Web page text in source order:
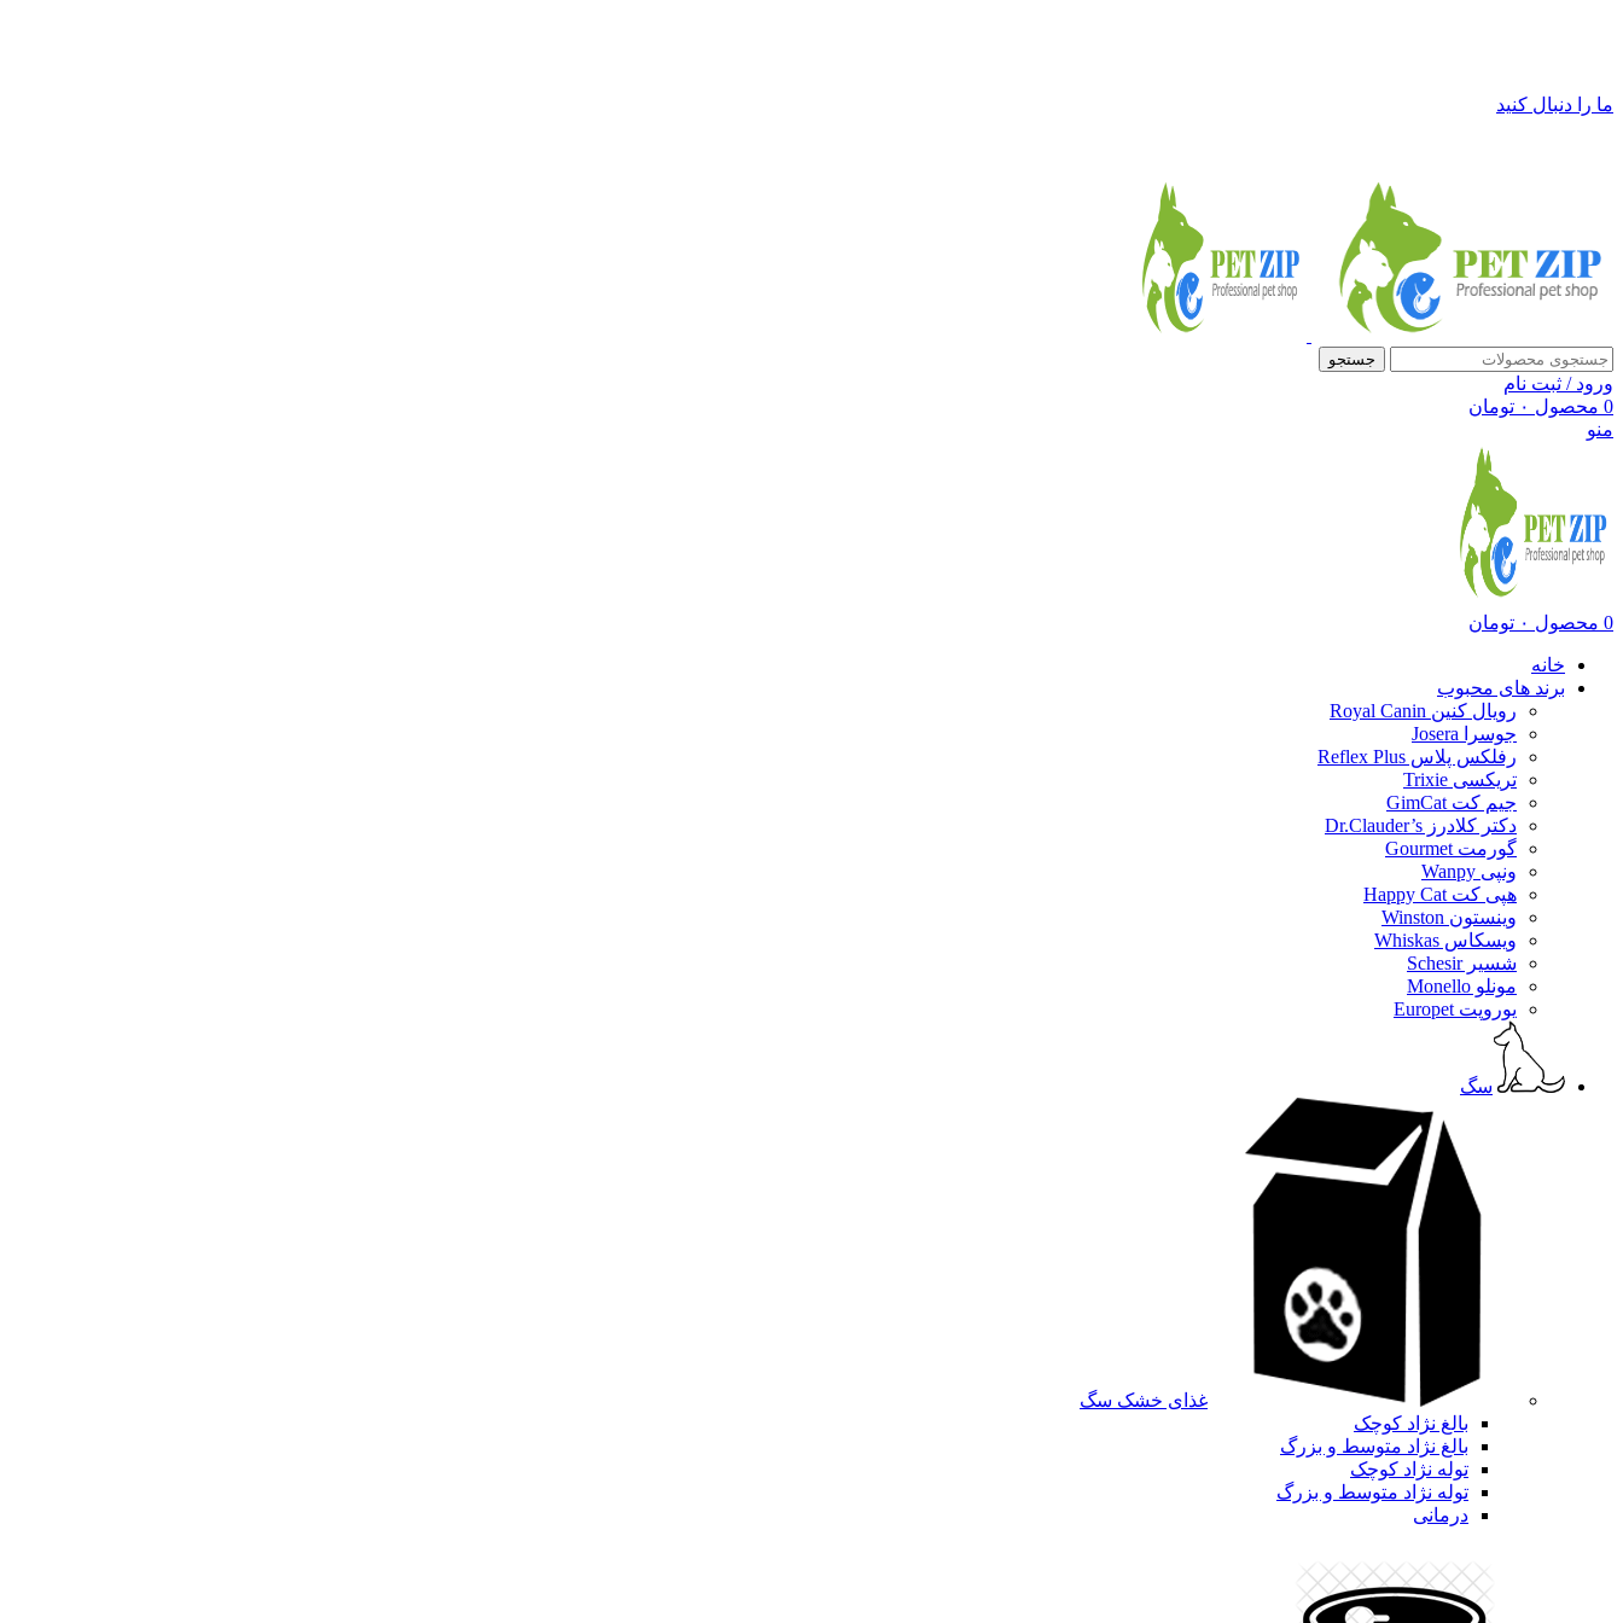
ما را دنبال کنید
جستجو
ورود / ثبت نام
0 محصول ۰ تومان
منو
0 محصول ۰ تومان
خانه
برند های محبوب
رویال کنین Royal Canin
جوسرا Josera
رفلکس پلاس Reflex Plus
تریکسی Trixie
جیم کت GimCat
دکتر کلادرز Dr.Clauder’s
گورمت Gourmet
ونپی Wanpy
هپی کت Happy Cat
وینستون Winston
ویسکاس Whiskas
شسیر Schesir
مونلو Monello
یوروپت Europet
سگ
غذای خشک سگ
بالغ نژاد کوچک
بالغ نژاد متوسط و بزرگ
توله نژاد کوچک
توله نژاد متوسط و بزرگ
درمانی